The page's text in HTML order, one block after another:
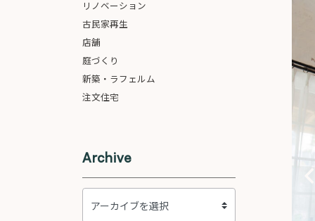
リノベーション
古民家再生
店舗
庭づくり
新築・ラフェルム
注文住宅
Archive